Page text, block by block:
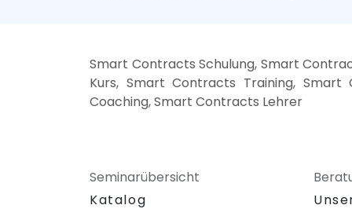
Smart Contracts Schulung, Smart
Kurs, Smart Contracts Training,
Coaching, Smart Contracts Lehrer
Seminarübersicht
Katalog